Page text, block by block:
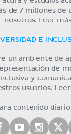
de 7 millones de
nosotros.
Leer
E
un ambiente de
de
y
usuarios.
contenido